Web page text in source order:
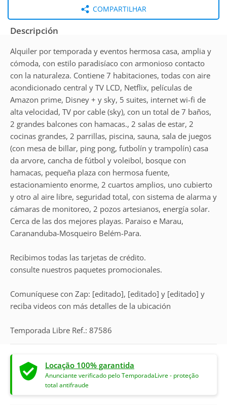
COMPARTILHAR
Descripción
Alquiler por temporada y eventos hermosa casa, amplia y
cómoda, con estilo paradisíaco con armonioso contacto
con la naturaleza. Contiene 7 habitaciones, todas con aire
acondicionado central y TV LCD, Netflix, películas de
Amazon prime, Disney + y sky, 5 suites, internet wi-fi de
alta velocidad, TV por cable (sky), con un total de 7 baños,
2 grandes balcones con hamacas., 2 salas de estar, 2
cocinas grandes, 2 parrillas, piscina, sauna, sala de juegos
(con mesa de billar, ping pong, futbolín y trampolín) casa
da arvore, cancha de fútbol y voleibol, bosque con
hamacas, pequeña plaza con hermosa fuente,
estacionamiento enorme, 2 cuartos amplios, uno cubierto
y otro al aire libre, seguridad total, con sistema de alarma y
cámaras de monitoreo, 2 pozos artesianos, energía solar.
Cerca de las dos mejores playas. Paraiso e Marau,
Carananduba-Mosqueiro Belém-Para.
Recibimos todas las tarjetas de crédito.
consulte nuestros paquetes promocionales.
Comuníquese con Zap: [editado], [editado] y [editado] y
reciba videos con más detalles de la ubicación
Temporada Libre Ref.: 87586
Locação 100% garantida
Anunciante verificado pelo TemporadaLivre - proteção
total antifraude